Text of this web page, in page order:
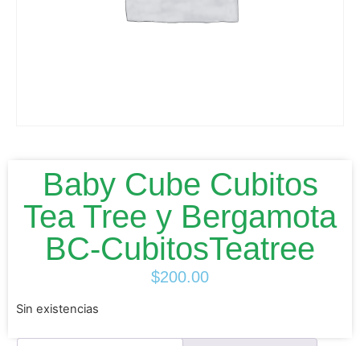
Baby Cube Cubitos
Tea Tree y Bergamota
BC-CubitosTeatree
$200.00
Sin existencias